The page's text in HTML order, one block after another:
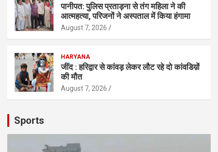
पानीपत: पुलिस प्रताड़ना से तंग महिला ने की
आत्महत्या, परिजनों ने अस्पताल में किया हंगामा
August 7, 2026
HARYANA
जींद : हरिद्वार से कांवड़ लेकर लौट रहे दो कांवडिय़ों
की मौत
August 7, 2026
Sports